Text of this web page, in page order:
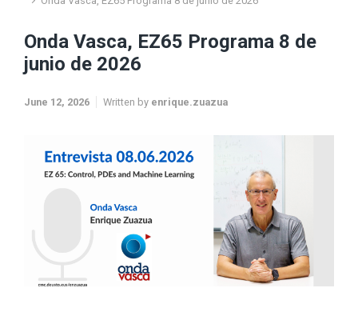
Onda Vasca, EZ65 Programa 8 de
junio de 2026
June 12, 2026 Written by enrique.zuazua